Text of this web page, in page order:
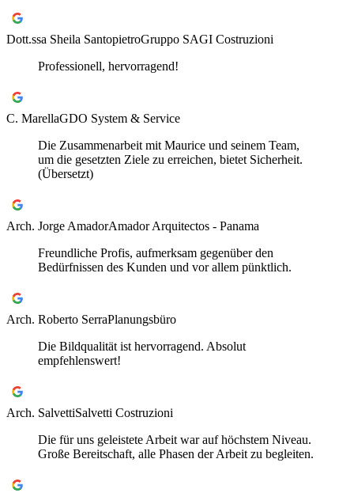
Dott.ssa Sheila SantopietroGruppo SAGI Costruzioni
Professionell, hervorragend!
C. MarellaGDO System & Service
Die Zusammenarbeit mit Maurice und seinem Team,
um die gesetzten Ziele zu erreichen, bietet Sicherheit.
(Übersetzt)
Arch. Jorge AmadorAmador Arquitectos - Panama
Freundliche Profis, aufmerksam gegenüber den
Bedürfnissen des Kunden und vor allem pünktlich.
Arch. Roberto SerraPlanungsbüro
Die Bildqualität ist hervorragend. Absolut
empfehlenswert!
Arch. SalvettiSalvetti Costruzioni
Die für uns geleistete Arbeit war auf höchstem Niveau.
Große Bereitschaft, alle Phasen der Arbeit zu begleiten.